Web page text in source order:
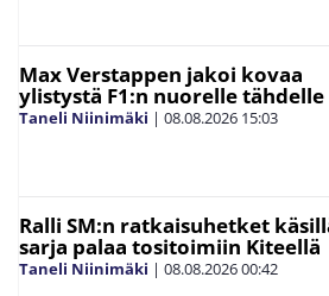
Max Verstappen jakoi kovaa
ylistystä F1:n nuorelle tähdelle
Taneli Niinimäki | 08.08.2026 15:03
Ralli SM:n ratkaisuhetket
sarja palaa tositoimiin Kiteellä
Taneli Niinimäki | 08.08.202600:42